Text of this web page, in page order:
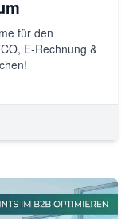
für den
E-Rechnung &